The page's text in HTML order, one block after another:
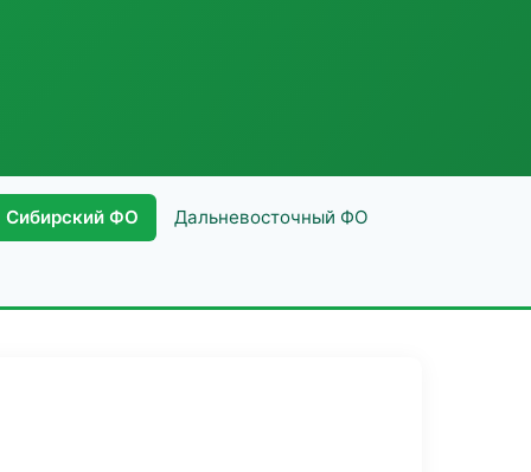
Сибирский ФО Дальневосточный ФО